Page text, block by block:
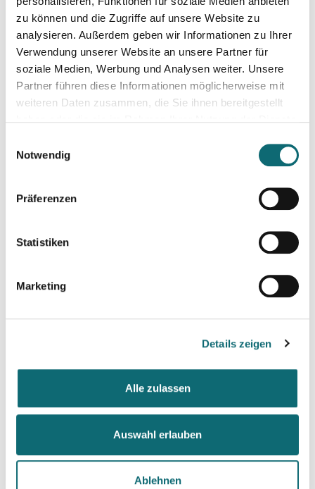
zu können und die Zugriffe auf unsere Website zu
analysieren. Außerdem geben wir Informationen zu Ihrer
Verwendung unserer Website an unsere Partner für
soziale Medien, Werbung und Analysen weiter. Unsere
Partner führen diese Informationen möglicherweise mit
weiteren Daten zusammen, die Sie ihnen bereitgestellt
Notwendig
Präferenzen
Statistiken
Marketing
Details zeigen
Alle zulassen
Auswahl erlauben
Ablehnen
24.05.2024
Schnitt und Sound Design für Podcasts
04.06.2024
Investigativer Journalismus
Schreiben für Hörfunk, Podcast und Moderation
11.06.2024
Slovakia: Understanding political polarizations and their
Auftritt vor der Kamera – souverän und authentisch